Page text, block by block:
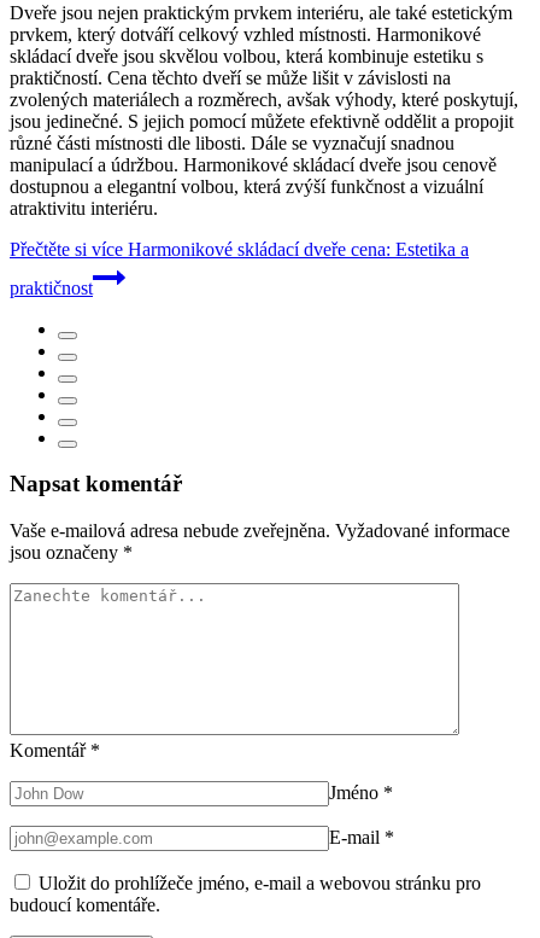
Dveře jsou nejen praktickým prvkem interiéru, ale také estetickým
prvkem, který dotváří celkový vzhled místnosti. Harmonikové
skládací dveře jsou skvělou volbou, která kombinuje estetiku s
praktičností. Cena těchto dveří se může lišit v závislosti na
zvolených materiálech a rozměrech, avšak výhody, které poskytují,
jsou jedinečné. S jejich pomocí můžete efektivně oddělit a propojit
různé části místnosti dle libosti. Dále se vyznačují snadnou
manipulací a údržbou. Harmonikové skládací dveře jsou cenově
dostupnou a elegantní volbou, která zvýší funkčnost a vizuální
atraktivitu interiéru.
Přečtěte si více Harmonikové skládací dveře cena: Estetika a
praktičnost
Napsat komentář
Vaše e-mailová adresa nebude zveřejněna. Vyžadované informace
jsou označeny *
Komentář *
Jméno *
E-mail *
Uložit do prohlížeče jméno, e-mail a webovou stránku pro
budoucí komentáře.